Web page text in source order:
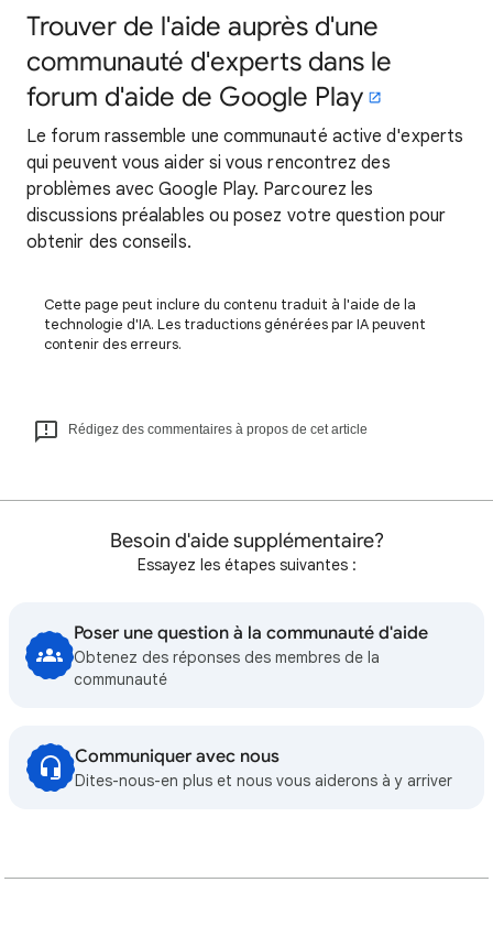
Trouver de l'aide auprès d'une
communauté d'experts dans le
forum d'aide de Google Play
Le forum rassemble une communauté active d'experts
qui peuvent vous aider si vous rencontrez des
problèmes avec Google Play. Parcourez les
discussions préalables ou posez votre question pour
obtenir des conseils.
Cette page peut inclure du contenu traduit à l'aide de la
technologie d'IA. Les traductions générées par IA peuvent
contenir des erreurs.
Rédigez des commentaires à propos de cet article
Besoin d'aide supplémentaire?
Essayez les étapes suivantes :
Poser une question à la communauté d'aide
Obtenez des réponses des membres de la
communauté
Communiquer avec nous
Dites-nous-en plus et nous vous aiderons à y arriver